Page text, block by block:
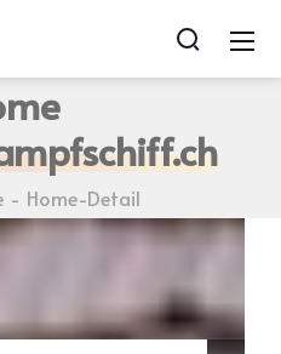
Home-Detail